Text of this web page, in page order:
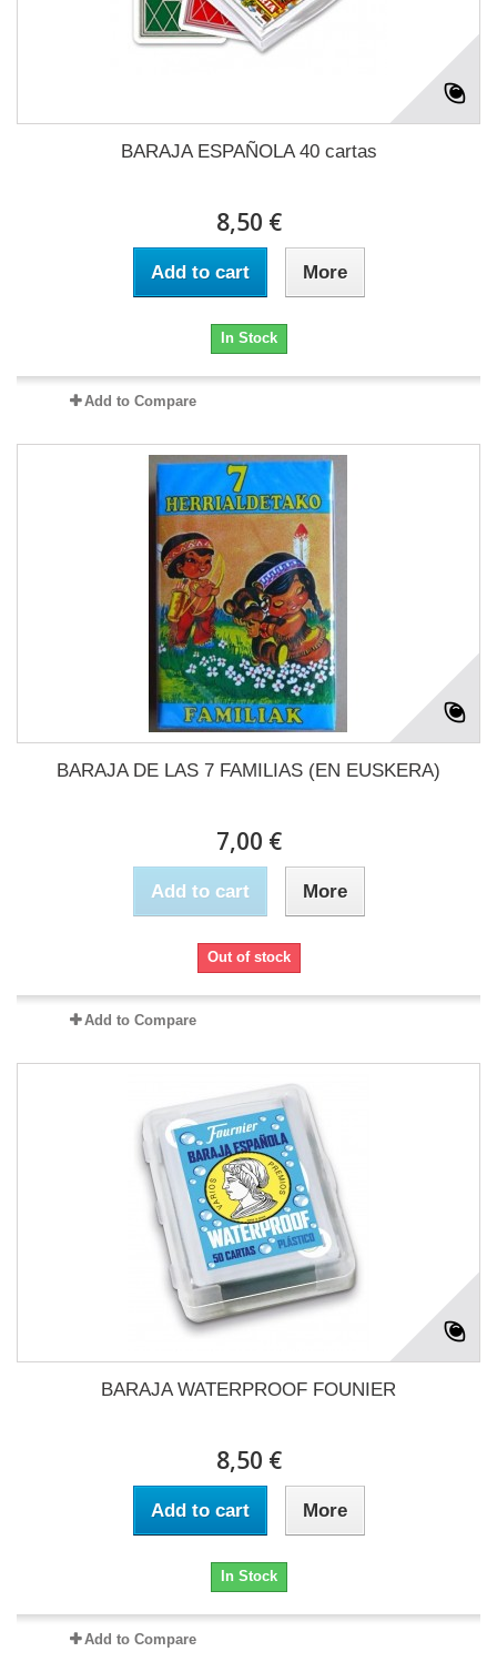
BARAJA ESPAÑOLA 40 cartas
8,50 €
Add to cart More
In Stock
Add to Compare
BARAJA DE LAS 7 FAMILIAS (EN EUSKERA)
7,00 €
Add to cart More
Out of stock
Add to Compare
BARAJA WATERPROOF FOUNIER
8,50 €
Add to cart More
In Stock
Add to Compare